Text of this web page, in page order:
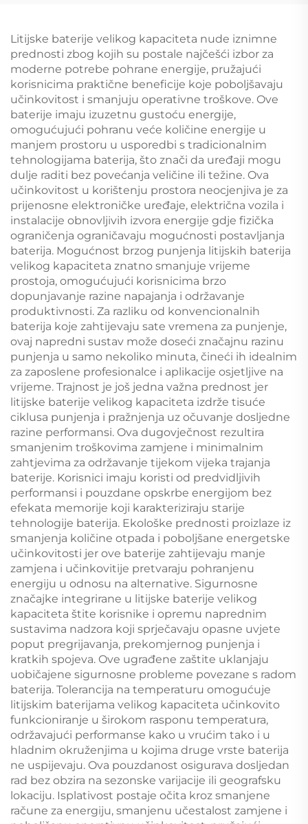
Litijske baterije velikog kapaciteta nude iznimne
prednosti zbog kojih su postale najčešći izbor za
moderne potrebe pohrane energije, pružajući
korisnicima praktične beneficije koje poboljšavaju
učinkovitost i smanjuju operativne troškove. Ove
baterije imaju izuzetnu gustoću energije,
omogućujući pohranu veće količine energije u
manjem prostoru u usporedbi s tradicionalnim
tehnologijama baterija, što znači da uređaji mogu
dulje raditi bez povećanja veličine ili težine. Ova
učinkovitost u korištenju prostora neocjenjiva je za
prijenosne elektroničke uređaje, električna vozila i
instalacije obnovljivih izvora energije gdje fizička
ograničenja ograničavaju mogućnosti postavljanja
baterija. Mogućnost brzog punjenja litijskih baterija
velikog kapaciteta znatno smanjuje vrijeme
prostoja, omogućujući korisnicima brzo
dopunjavanje razine napajanja i održavanje
produktivnosti. Za razliku od konvencionalnih
baterija koje zahtijevaju sate vremena za punjenje,
ovaj napredni sustav može doseći značajnu razinu
punjenja u samo nekoliko minuta, čineći ih idealnim
za zaposlene profesionalce i aplikacije osjetljive na
vrijeme. Trajnost je još jedna važna prednost jer
litijske baterije velikog kapaciteta izdrže tisuće
ciklusa punjenja i pražnjenja uz očuvanje dosljedne
razine performansi. Ova dugovječnost rezultira
smanjenim troškovima zamjene i minimalnim
zahtjevima za održavanje tijekom vijeka trajanja
baterije. Korisnici imaju koristi od predvidljivih
performansi i pouzdane opskrbe energijom bez
efekata memorije koji karakteriziraju starije
tehnologije baterija. Ekološke prednosti proizlaze iz
smanjenja količine otpada i poboljšane energetske
učinkovitosti jer ove baterije zahtijevaju manje
zamjena i učinkovitije pretvaraju pohranjenu
energiju u odnosu na alternative. Sigurnosne
značajke integrirane u litijske baterije velikog
kapaciteta štite korisnike i opremu naprednim
sustavima nadzora koji sprječavaju opasne uvjete
poput pregrijavanja, prekomjernog punjenja i
kratkih spojeva. Ove ugrađene zaštite uklanjaju
uobičajene sigurnosne probleme povezane s radom
baterija. Tolerancija na temperaturu omogućuje
litijskim baterijama velikog kapaciteta učinkovito
funkcioniranje u širokom rasponu temperatura,
održavajući performanse kako u vrućim tako i u
hladnim okruženjima u kojima druge vrste baterija
ne uspijevaju. Ova pouzdanost osigurava dosljedan
rad bez obzira na sezonske varijacije ili geografsku
lokaciju. Isplativost postaje očita kroz smanjene
račune za energiju, smanjenu učestalost zamjene i